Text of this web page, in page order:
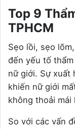
Top 9
TPHCM
Sẹo lồi, sẹo
đến yếu tố
nữ giới. Sự xuất
khiến nữ giới
không thoải
So với các vấn